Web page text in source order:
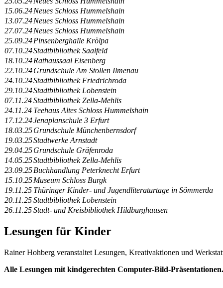
15.06.24Neues Schloss Hummelshain
13.07.24Neues Schloss Hummelshain
27.07.24Neues Schloss Hummelshain
25.09.24Pinsenberghalle Krölpa
07.10.24Stadtbibliothek Saalfeld
18.10.24Rathaussaal Eisenberg
22.10.24Grundschule Am Stollen Ilmenau
24.10.24Stadtbibliothek Friedrichroda
29.10.24Stadtbibliothek Lobenstein
07.11.24Stadtbibliothek Zella-Mehlis
24.11.24 Teehaus Altes Schloss Hummelshain
17.12.24Jenaplanschule 3 Erfurt
18.03.25Grundschule Münchenbernsdorf
19.03.25Stadtwerke Arnstadt
29.04.25Grundschule Gräfenroda
14.05.25Stadtbibliothek Zella-Mehlis
23.09.25Buchhandlung Peterknecht Erfurt
15.10.25Museum Schloss Burgk
19.11.25 Thüringer Kinder- und Jugendliteraturtage in Sömmerda
20.11.25Stadtbibliothek Lobenstein
26.11.25Stadt- und Kreisbibliothek Hildburghausen
Lesungen für Kinder
Rainer Hohberg veranstaltet Lesungen, Kreativaktionen und
Alle Lesungen mit kindgerechten Computer-Bild-Präsentationen.